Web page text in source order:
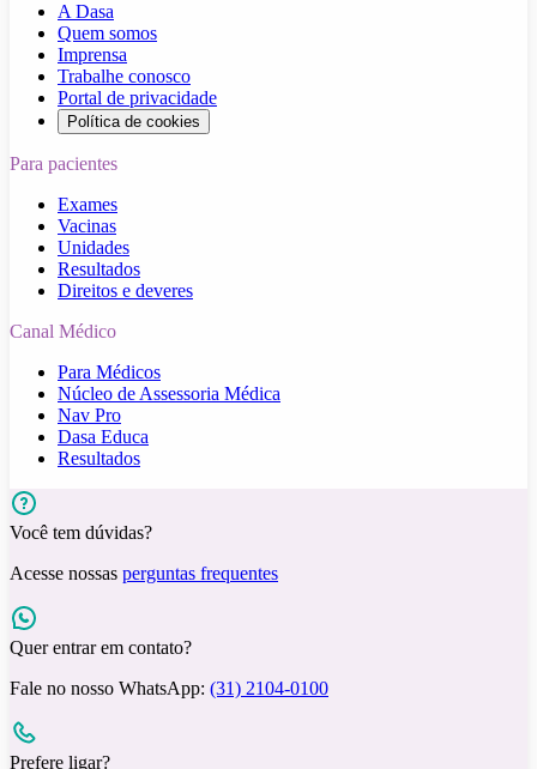
A Dasa
Quem somos
Imprensa
Trabalhe conosco
Portal de privacidade
Política de cookies
Para pacientes
Exames
Vacinas
Unidades
Resultados
Direitos e deveres
Canal Médico
Para Médicos
Núcleo de Assessoria Médica
Nav Pro
Dasa Educa
Resultados
Você tem dúvidas?
Acesse nossas perguntas frequentes
Quer entrar em contato?
Fale no nosso WhatsApp: (31) 2104-0100
Prefere ligar?